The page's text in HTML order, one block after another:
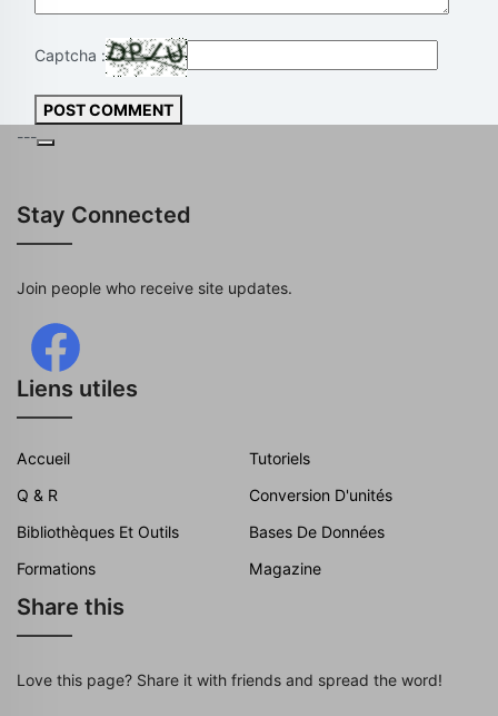
Captcha :
POST COMMENT
---
Stay Connected
Join people who receive site updates.
Liens utiles
Accueil
Tutoriels
Q & R
Conversion D'unités
Bibliothèques Et Outils
Bases De Données
Formations
Magazine
Share this
Love this page? Share it with friends and spread the word!